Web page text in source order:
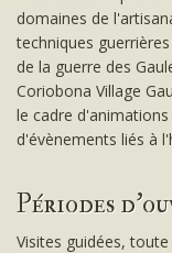
domaines de
techniques
de la guerre des
Coriobona Village
le cadre
d'évènements liés à
Périodes
Visites guidées,